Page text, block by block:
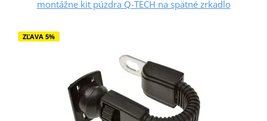
montážne kit púzdra Q-TECH na spätné zrkadlo
ZĽAVA 5%